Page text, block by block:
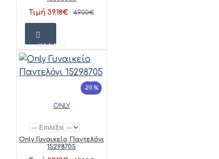
Τιμή 39.18€ 49.00€
ΚΑΛΆΘΙ
-20 %
ONLY
Only Γυναικείο Παντελόνι
15298705